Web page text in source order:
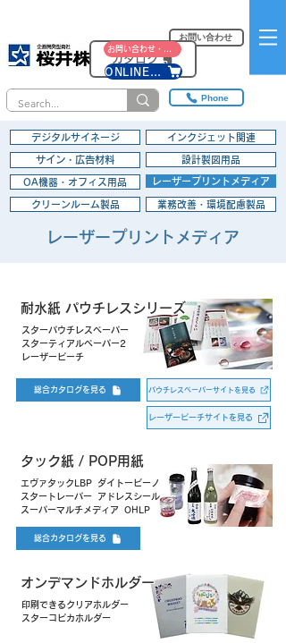
お問い合わせ
カタログ
お問い合わせ・資料請求
Phone
デジタルサイネージ インクジェット関連
サイン・広告材料 設計製図用品
OA機器・オフィス用品 レーザープリントメディア
クリーンルーム製品 業務改善・環境配慮製品
レーザープリントメディア
スターパウチレスペーパー
スターティアルペーパー2
レーザーピーチ
耐水紙 パウチレスシリーズ
総合カタログを見る パウチレスペーパーサイトを見る
レーザーピーチサイトを見る
タック紙 / POP用紙
エヴァタックLBP ダイトービーノ
スタートレーパー ​アドレスシール
スーパーマルチメディア OHLP
総合カタログを見る
印刷できるクリアホルダー
スターコピカホルダー
オンデマンドホルダー